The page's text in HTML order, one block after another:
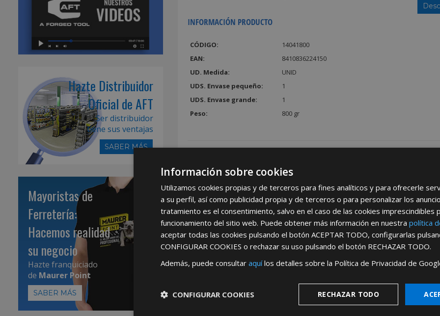
INFORMACIÓN PRODUCTO
CÓDIGO:
14041800
EAN:
8410836224150
UD. Medida:
UNID
UDS. Envase pequeño:
1
UDS. Envase grande:
1
Peso:
800 gr
REGÍSTRATE PARA HACERTE
Desdeaquí podrá ver todas las
Rellene este formulario y nos pondremos en contacto
¿De dónde es la
Hazte Distribuidor
Oficial de AFT
Ser distribuidor
tiene sus ventajas
SABER MÁS
Mayoristas de
Ferretería:
Hacemos realidad
su negocio
Hazte franquiciado
de Maurer Point
SABER MÁS
Información sobre cookies
Utilizamos cookies propias y de terceros para fines analíticos y para ofrecerle
a su perfil, así como publicidad propia y de terceros o para personalizar los
tratamiento es el consentimiento, salvo en el caso de las cookies imprescindibles
funcionamiento del sitio web. Puede obtener más información en nuestra política
aceptar todas las cookies pulsando el botón ACEPTAR TODO, configurarlas
CONFIGURAR COOKIES o rechazar su uso pulsando el botón RECHAZAR TODO.
Además, puede consultar aquílos detalles sobre la Política de Privacidad de
RECHAZAR TODO
CONFIGURAR COOKIES